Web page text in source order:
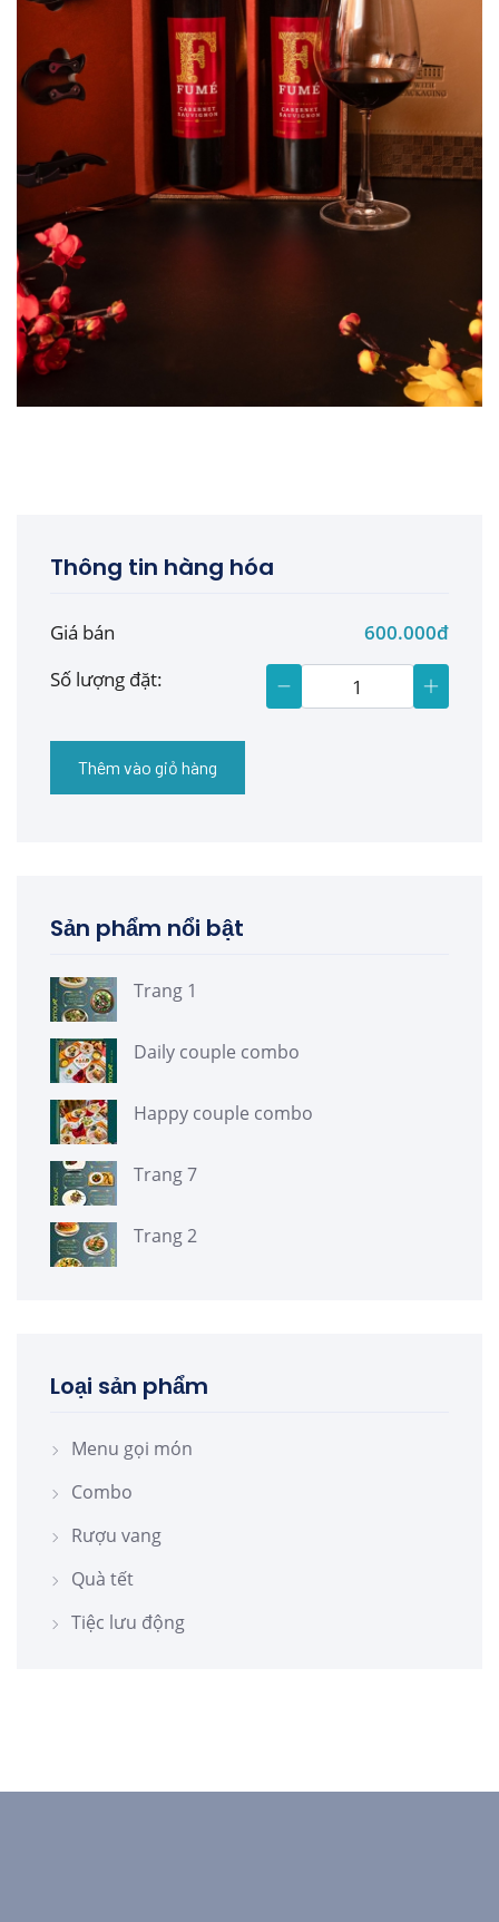
Thông tin hàng hóa
Giá bán
600.000đ
Số lượng đặt:
Thêm vào giỏ hàng
Sản phẩm nổi bật
Trang 1
Daily couple combo
Happy couple combo
Trang 7
Trang 2
Loại sản phẩm
Menu gọi món
Combo
Rượu vang
Quà tết
Tiệc lưu động